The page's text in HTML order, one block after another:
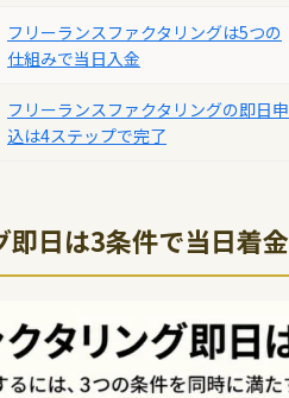
フリーランスファクタリングは5つの
仕組みで当日入金
フリーランスファクタリングの即日申
込は4ステップで完了
即日は3条件で当日着金